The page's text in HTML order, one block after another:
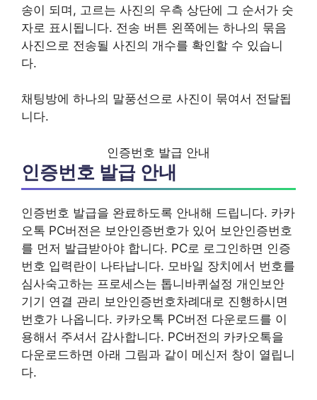
송이 되며, 고르는 사진의 우측 상단에 그 순서가 숫
자로 표시됩니다. 전송 버튼 왼쪽에는 하나의 묶음
사진으로 전송될 사진의 개수를 확인할 수 있습니
다.
채팅방에 하나의 말풍선으로 사진이 묶여서 전달됩
니다.
인증번호 발급 안내
인증번호 발급 안내
인증번호 발급을 완료하도록 안내해 드립니다. 카카
오톡 PC버전은 보안인증번호가 있어 보안인증번호
를 먼저 발급받아야 합니다. PC로 로그인하면 인증
번호 입력란이 나타납니다. 모바일 장치에서 번호를
심사숙고하는 프로세스는 톱니바퀴설정 개인보안
기기 연결 관리 보안인증번호차례대로 진행하시면
번호가 나옵니다. 카카오톡 PC버전 다운로드를 이
용해서 주셔서 감사합니다. PC버전의 카카오톡을
다운로드하면 아래 그림과 같이 메신저 창이 열립니
다.